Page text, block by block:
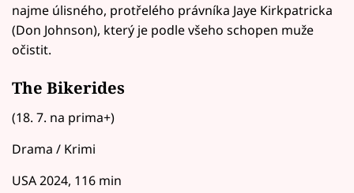
najme úlisného, protřelého právníka Jaye Kirkpatricka
(Don Johnson), který je podle všeho schopen muže
očistit.
The Bikerides
(18. 7. na prima+)
Drama / Krimi
USA 2024, 116 min